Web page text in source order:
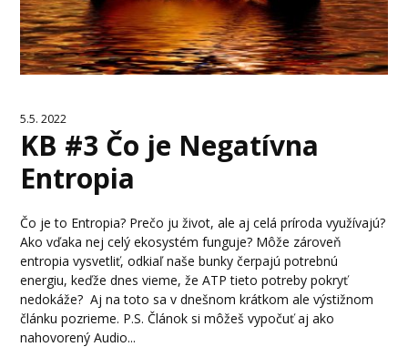
5.5. 2022
KB #3 Čo je Negatívna
Entropia
Čo je to Entropia? Prečo ju život, ale aj celá príroda využívajú?
Ako vďaka nej celý ekosystém funguje? Môže zároveň
entropia vysvetliť, odkiaľ naše bunky čerpajú potrebnú
energiu, keďže dnes vieme, že ATP tieto potreby pokryť
nedokáže? Aj na toto sa v dnešnom krátkom ale výstižnom
článku pozrieme. P.S. Článok si môžeš vypočuť aj ako
nahovorený Audio...